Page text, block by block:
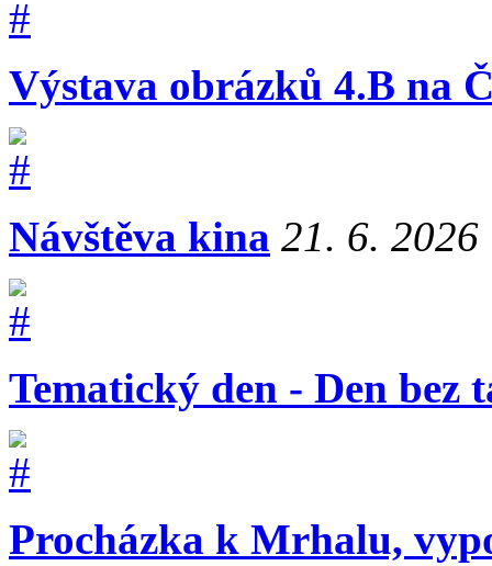
Výstava obrázků 4.B na
Návštěva kina 21. 6. 2026
Tematický den - Den bez
Procházka k Mrhalu,